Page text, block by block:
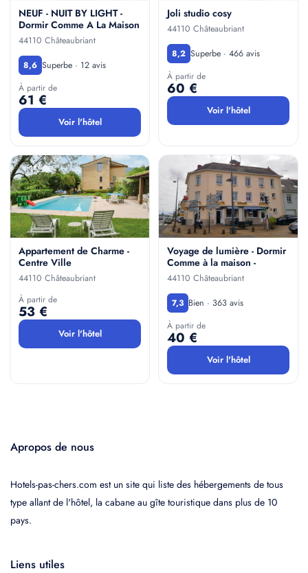
NEUF - NUIT BY LIGHT -
Dormir Comme A La Maison
44110 Châteaubriant
8,6 Superbe · 12 avis
À partir de
61 €
Voir l'hôtel
Joli studio cosy
44110 Châteaubriant
8,2 Superbe · 466 avis
À partir de
60 €
Voir l'hôtel
Appartement de Charme -
Centre Ville
44110 Châteaubriant
À partir de
53 €
Voir l'hôtel
Voyage de lumière - Dormir
Comme à la maison -
44110 Châteaubriant
7,3 Bien · 363 avis
À partir de
40 €
Voir l'hôtel
Apropos de nous
Hotels-pas-chers.com est un site qui liste des hébergements de tous
type allant de l'hôtel, la cabane au gîte touristique dans plus de 10
pays.
Liens utiles